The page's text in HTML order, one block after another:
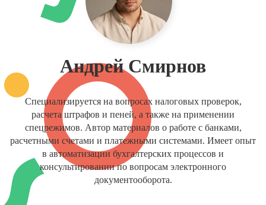
Андрей Смирнов
Специализируется на вопросах налоговых проверок,
расчета штрафов и пеней, а также на применении
спецрежимов. Автор материалов о работе с банками,
расчетными счетами и платежными системами. Имеет опыт
в автоматизации бухгалтерских процессов и
консультировании по вопросам электронного
документооборота.